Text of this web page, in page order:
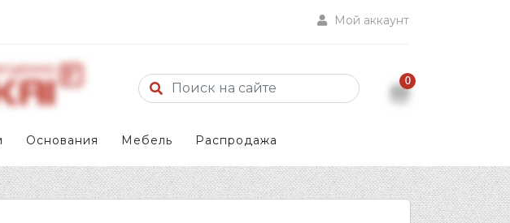
Мой аккаунт
0
Основания Мебель Распродажа